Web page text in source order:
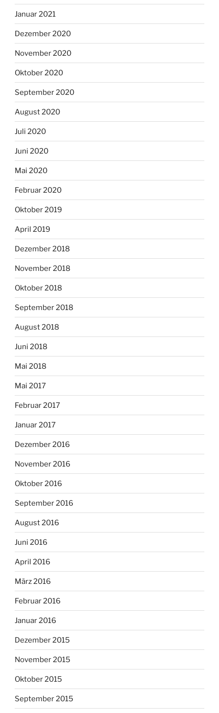
Januar 2021
Dezember 2020
November 2020
Oktober 2020
September 2020
August 2020
Juli 2020
Juni 2020
Mai 2020
Februar 2020
Oktober 2019
April 2019
Dezember 2018
November 2018
Oktober 2018
September 2018
August 2018
Juni 2018
Mai 2018
Mai 2017
Februar 2017
Januar 2017
Dezember 2016
November 2016
Oktober 2016
September 2016
August 2016
Juni 2016
April 2016
März 2016
Februar 2016
Januar 2016
Dezember 2015
November 2015
Oktober 2015
September 2015